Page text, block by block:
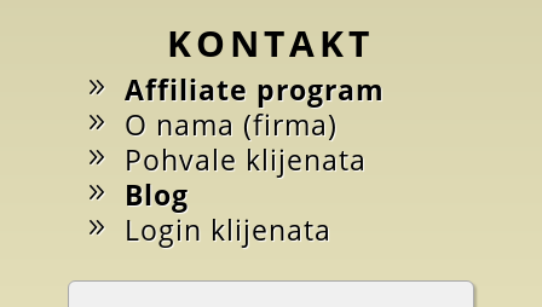
KONTAKT
Affiliate program
O nama (firma)
Pohvale klijenata
Blog
Login klijenata